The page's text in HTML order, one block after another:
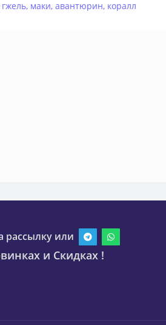
гжель, маки, авантюрин, коралл
рассылку или
и Скидках !